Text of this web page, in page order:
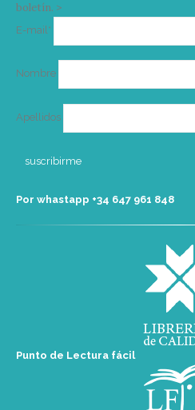
boletín. >
E-mail*
Nombre
Apellidos
Por whastapp +34 ‭647 961 848‬
Punto de Lectura fácil